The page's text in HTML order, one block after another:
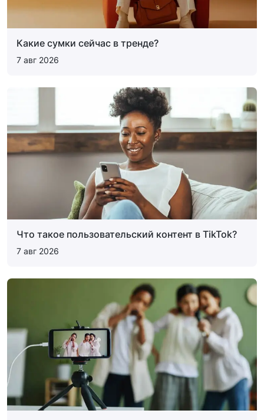
Какие сумки сейчас в тренде?
7 авг 2026
Что такое пользовательский контент в TikTok?
7 авг 2026